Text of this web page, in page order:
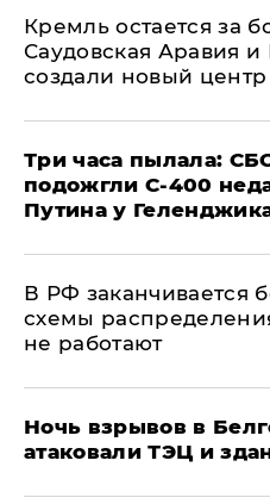
​Кремль остается за
Саудовская Аравия и
создали новый
Три часа пылала:
подожгли С-400
Путина у
​В РФ заканчивается
схемы
не работают
​Ночь взрывов в
атаковали ТЭЦ и